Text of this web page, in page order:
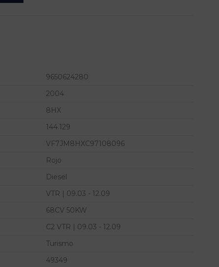
9650624280
2004
8HX
144.129
VF7JM8HXC97108096
Rojo
Diesel
VTR | 09.03 - 12.09
68CV 50KW
C2 VTR | 09.03 - 12.09
Turismo
49349